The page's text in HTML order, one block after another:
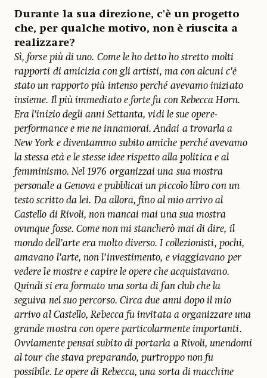
Durante la sua direzione, c'è un progetto
che, per qualche motivo, non è riuscita a
realizzare?
Sì, forse più di uno. Come le ho detto ho stretto molti
rapporti di amicizia con gli artisti, ma con alcuni c’è
stato un rapporto più intenso perché avevamo iniziato
insieme. Il più immediato e forte fu con Rebecca Horn.
Era l’inizio degli anni Settanta, vidi le sue opere-
performance e me ne innamorai. Andai a trovarla a
New York e diventammo subito amiche perché avevamo
la stessa età e le stesse idee rispetto alla politica e al
femminismo. Nel 1976 organizzai una sua mostra
personale a Genova e pubblicai un piccolo libro con un
testo scritto da lei. Da allora, fino al mio arrivo al
Castello di Rivoli, non mancai mai una sua mostra
ovunque fosse. Come non mi stancherò mai di dire, il
mondo dell’arte era molto diverso. I collezionisti, pochi,
amavano l’arte, non l’investimento, e viaggiavano per
vedere le mostre e capire le opere che acquistavano.
Quindi si era formato una sorta di fan club che la
seguiva nel suo percorso. Circa due anni dopo il mio
arrivo al Castello, Rebecca fu invitata a organizzare una
grande mostra con opere particolarmente importanti.
Ovviamente pensai subito di portarla a Rivoli, unendomi
al tour che stava preparando, purtroppo non fu
possibile. Le opere di Rebecca, una sorta di macchine